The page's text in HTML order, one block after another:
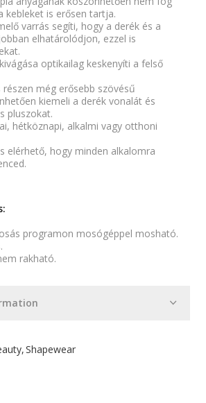
kebleket is erősen tartja.
varrás segíti, hogy a derék és a
elhatárolódjon, ezzel is
optikailag keskenyíti a felső
részen még erősebb szövésű
kiemeli a derék vonalát és
pluszokat.
hétköznapi, alkalmi vagy otthoni
elérhető, hogy minden alkalomra
programon mosógéppel mosható.
rakható.
Shapewear